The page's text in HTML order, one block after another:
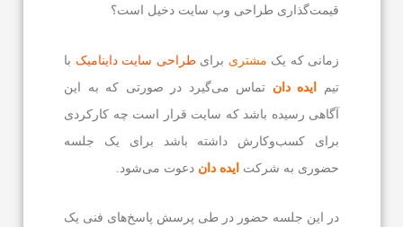
قیمت‌گذاری طراحی وب سایت دخیل است؟
زمانی که یک مشتری برایطراحی سایت داینامیک با
تیم ایده دان تماس می‌گیرد در صورتی که به این
آگاهی رسیده باشد که سایت قرار است چه کارکردی
برای کسب‌و‌کارش داشته باشد برای یک جلسه
حضوری به شرکت ایده دان دعوت می‌شود.
در این جلسه حضور در طی پرسش پاسخ‌های فنی یک